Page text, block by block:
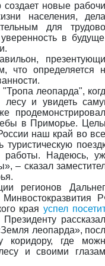
создает новые
населения,
для
в
что определяется
леопарда",
и увидеть
в Приморье.
наш край во
туристическую
работы. Надеюсь,
– сказал
регионов
краяуспел
Президенту
леопарда»,
коридору, где
и своими